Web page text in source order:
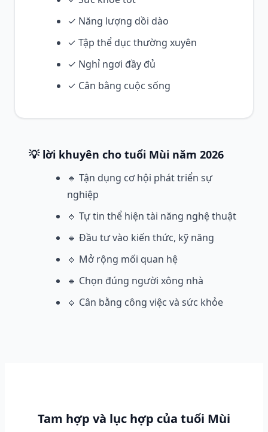
✓ Năng lượng dồi dào
✓ Tập thể dục thường xuyên
✓ Nghỉ ngơi đầy đủ
✓ Cân bằng cuộc sống
💡 lời khuyên cho tuổi Mùi năm 2026
🔹 Tận dụng cơ hội phát triển sự
nghiệp
🔹 Tự tin thể hiện tài năng nghệ thuật
🔹 Đầu tư vào kiến thức, kỹ năng
🔹 Mở rộng mối quan hệ
🔹 Chọn đúng người xông nhà
🔹 Cân bằng công việc và sức khỏe
Tam hợp và lục hợp của tuổi Mùi